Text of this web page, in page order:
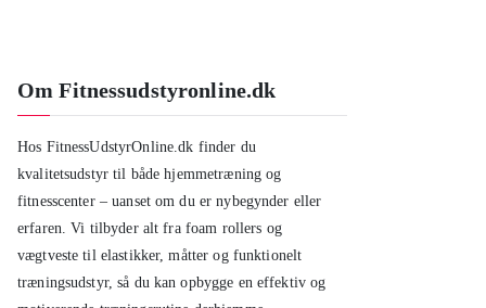
Om Fitnessudstyronline.dk
Hos FitnessUdstyrOnline.dk finder du
kvalitetsudstyr til både hjemmetræning og
fitnesscenter – uanset om du er nybegynder eller
erfaren. Vi tilbyder alt fra foam rollers og
vægtveste til elastikker, måtter og funktionelt
træningsudstyr, så du kan opbygge en effektiv og